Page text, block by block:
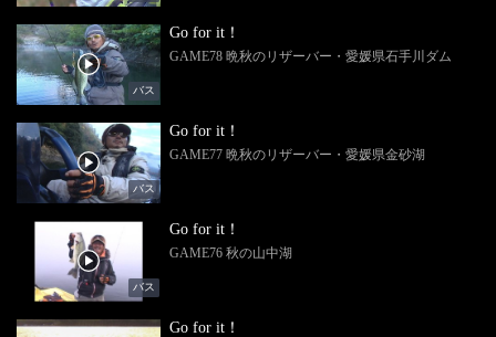
バス
Go for it！
GAME78 晩秋のリザーバー・愛媛県石手川ダム
バス
Go for it！
GAME77 晩秋のリザーバー・愛媛県金砂湖
バス
Go for it！
GAME76 秋の山中湖
Go for it！